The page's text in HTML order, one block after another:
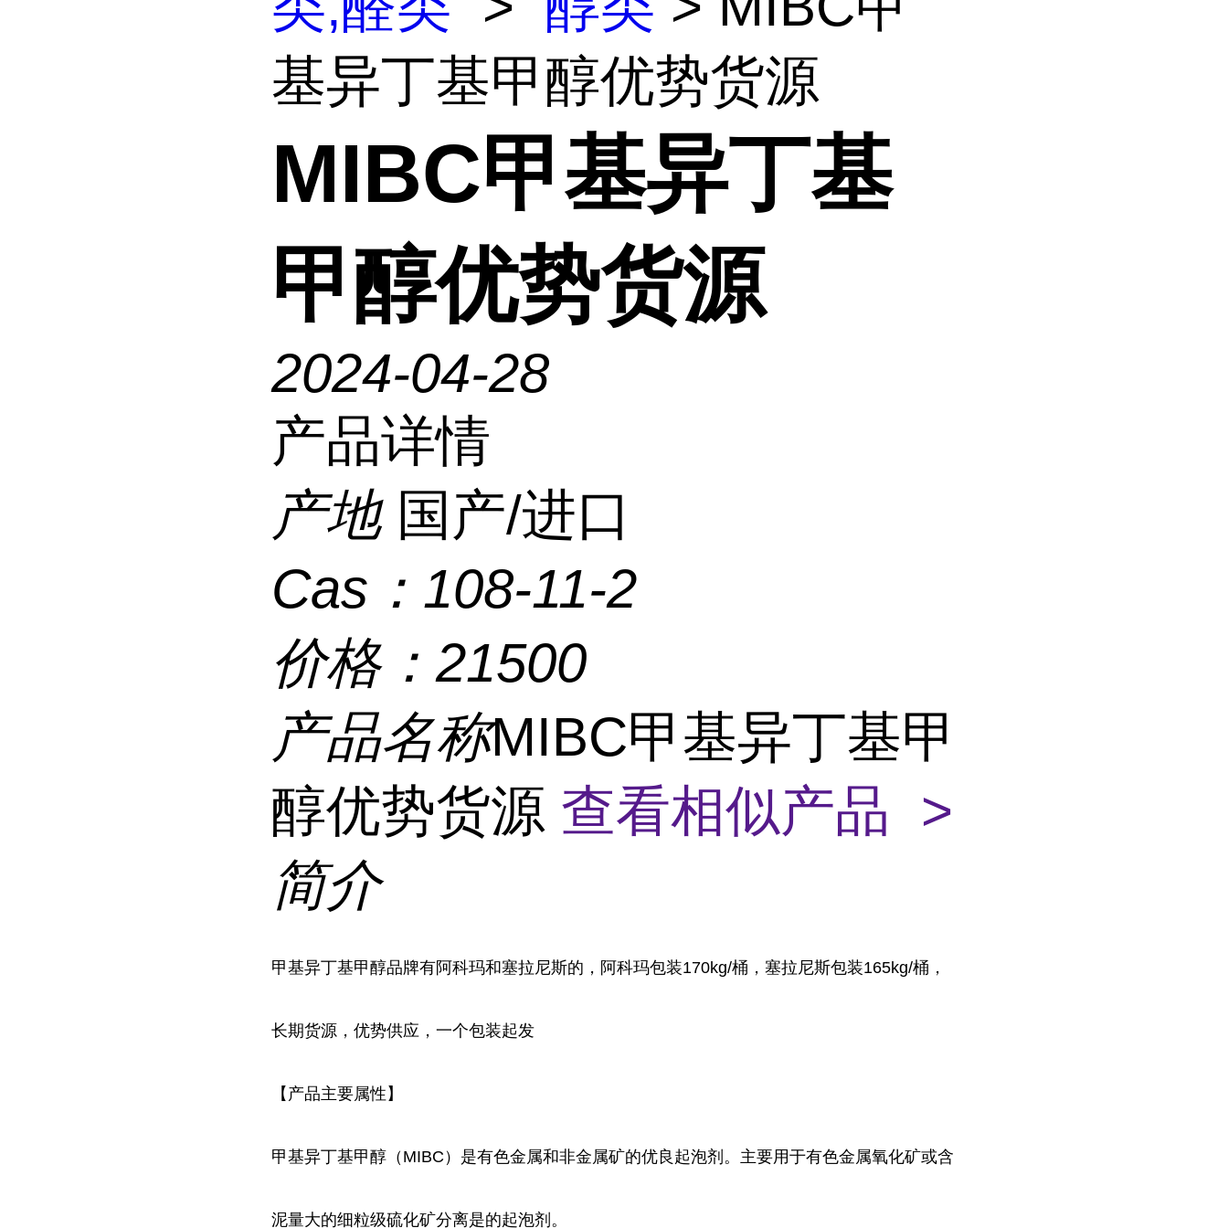
基异丁基甲醇优势货源
MIBC甲基异丁基
甲醇优势货源
2024-04-28
产品详情
产地 国产/进口
Cas： 108-11-2
价格： 21500
产品名称MIBC甲基异丁基甲
醇优势货源 查看相似产品 >
简介
甲基异丁基甲醇品牌有阿科玛和塞拉尼斯的，阿科玛包装170kg/桶，塞拉尼斯包装165kg/桶，
长期货源，优势供应，一个包装起发
【产品主要属性】
甲基异丁基甲醇（MIBC）是有色金属和非金属矿的优良起泡剂。主要用于有色金属氧化矿或含
泥量大的细粒级硫化矿分离是的起泡剂。